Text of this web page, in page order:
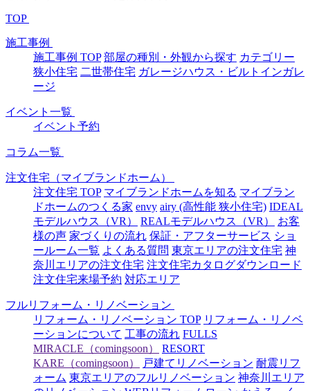
TOP
施工事例
施工事例 TOP 部屋の種別・外観から探す カテゴリー
狭小住宅 二世帯住宅 ガレージハウス・ビルトインガレ
ージ
イベント一覧
イベント予約
コラム一覧
注文住宅（マイブランドホーム）
注文住宅 TOP マイブランドホームを知る マイブラン
ドホームのつくる家 envy airy (高性能 狭小住宅) IDEAL
モデルハウス（VR）
REALモデルハウス（VR）
お客
様の声 家づくりの流れ 保証・アフターサービス ショ
ールーム一覧 よくある質問 東京エリアの注文住宅 神
奈川エリアの注文住宅 注文住宅カタログダウンロード
注文住宅来場予約 対応エリア
フルリフォーム・リノベーション
リフォーム・リノベーション TOP リフォーム・リノベ
ーションについて 工事の流れ FULLS
MIRACLE（comingsoon）
RESORT
KARE（comingsoon）
戸建てリノベーション 耐震リフ
ォーム 東京エリアのフルリノベーション 神奈川エリア